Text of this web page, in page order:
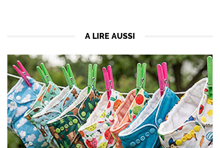
A LIRE AUSSI